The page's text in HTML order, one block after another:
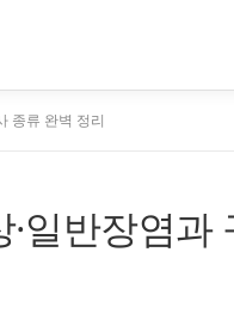
종류 완벽 정리
일반장염과